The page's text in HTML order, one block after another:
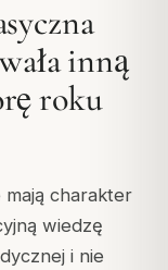
inną
roku
charakter
wiedzę
i nie